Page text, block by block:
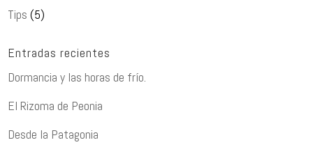
Tips (5)
Entradas recientes
Dormancia y las horas de frío.
El Rizoma de Peonia
Desde la Patagonia